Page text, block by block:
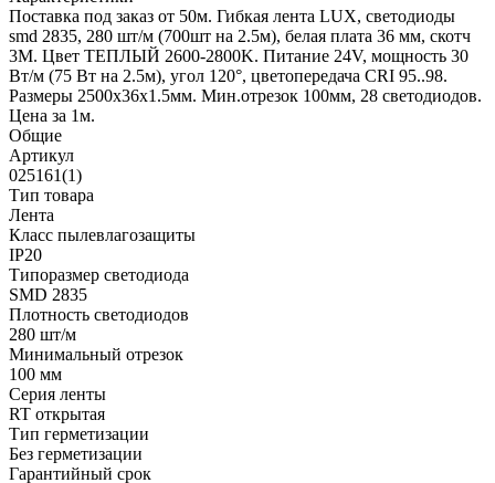
Поставка под заказ от 50м. Гибкая лента LUX, светодиоды
smd 2835, 280 шт/м (700шт на 2.5м), белая плата 36 мм, скотч
3М. Цвет ТЕПЛЫЙ 2600-2800K. Питание 24V, мощность 30
Вт/м (75 Вт на 2.5м), угол 120°, цветопередача CRI 95..98.
Размеры 2500х36x1.5мм. Мин.отрезок 100мм, 28 светодиодов.
Цена за 1м.
Общие
Артикул
025161(1)
Тип товара
Лента
Класс пылевлагозащиты
IP20
Типоразмер светодиода
SMD 2835
Плотность светодиодов
280 шт/м
Минимальный отрезок
100 мм
Серия ленты
RT открытая
Тип герметизации
Без герметизации
Гарантийный срок